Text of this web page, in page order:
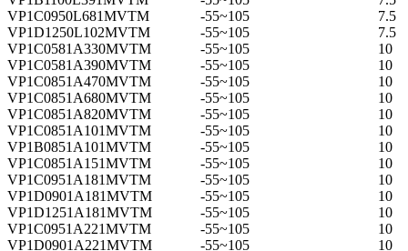
VP1C0950L681MVTM
-55~105
7.5
VP1D1250L102MVTM
-55~105
7.5
VP1C0581A330MVTM
-55~105
10
VP1C0581A390MVTM
-55~105
10
VP1C0851A470MVTM
-55~105
10
VP1C0851A680MVTM
-55~105
10
VP1C0851A820MVTM
-55~105
10
VP1C0851A101MVTM
-55~105
10
VP1B0851A101MVTM
-55~105
10
VP1C0851A151MVTM
-55~105
10
VP1C0951A181MVTM
-55~105
10
VP1D0901A181MVTM
-55~105
10
VP1D1251A181MVTM
-55~105
10
VP1C0951A221MVTM
-55~105
10
VP1D0901A221MVTM
-55~105
10